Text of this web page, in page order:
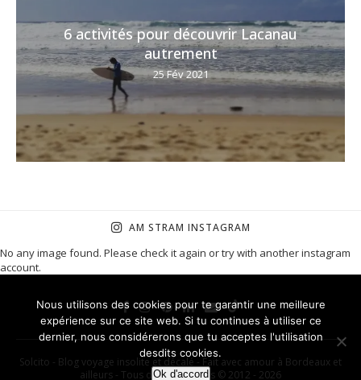
6 activités pour découvrir Lacanau
autrement
25 Fév 2021
AM STRAM INSTAGRAM
No any image found. Please check it again or try with another instagram
account.
Solcito - Blog voyage insolite et décalé - Fait avec amour à Bordeaux et
ailleurs - Tous droits réservés © 2012 - 2026
Nous utilisons des cookies pour te garantir une meilleure
expérience sur ce site web. Si tu continues à utiliser ce
dernier, nous considérerons que tu acceptes l'utilisation
desdits cookies.
Ok d'accord